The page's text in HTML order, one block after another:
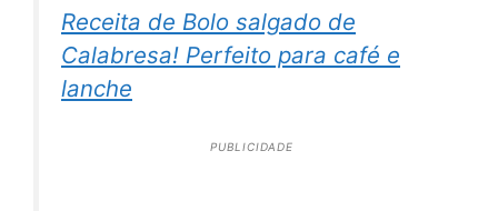
Receita de Bolo salgado de
Calabresa! Perfeito para café e
lanche
PUBLICIDADE